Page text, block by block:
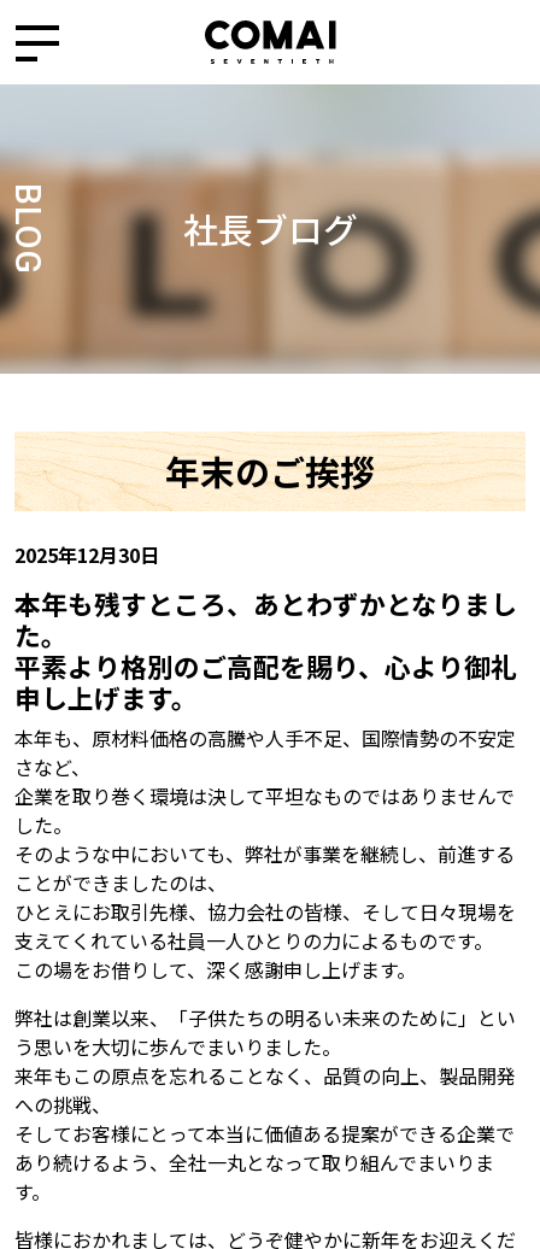
BLOG 社長ブログ
年末のご挨拶
2025年12月30日
本年も残すところ、あとわずかとなりまし
た。
平素より格別のご高配を賜り、心より御礼
申し上げます。
本年も、原材料価格の高騰や人手不足、国際情勢の不安定
さなど、
企業を取り巻く環境は決して平坦なものではありませんで
した。
そのような中においても、弊社が事業を継続し、前進する
ことができましたのは、
ひとえにお取引先様、協力会社の皆様、そして日々現場を
支えてくれている社員一人ひとりの力によるものです。
この場をお借りして、深く感謝申し上げます。
弊社は創業以来、「子供たちの明るい未来のために」とい
う思いを大切に歩んでまいりました。
来年もこの原点を忘れることなく、品質の向上、製品開発
への挑戦、
そしてお客様にとって本当に価値ある提案ができる企業で
あり続けるよう、全社一丸となって取り組んでまいりま
す。
皆様におかれましては、どうぞ健やかに新年をお迎えくだ